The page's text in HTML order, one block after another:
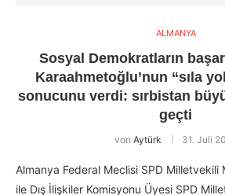
ALMANYA
Sosyal Demokratların
Karaahmetoğlu’nun “sıla
sonucunu verdi: sırbistan
geçti
von Aytürk 31. Juli
Almanya Federal Meclisi SPD Milletvekili
ile Dış İlişkiler Komisyonu Üyesi SPD